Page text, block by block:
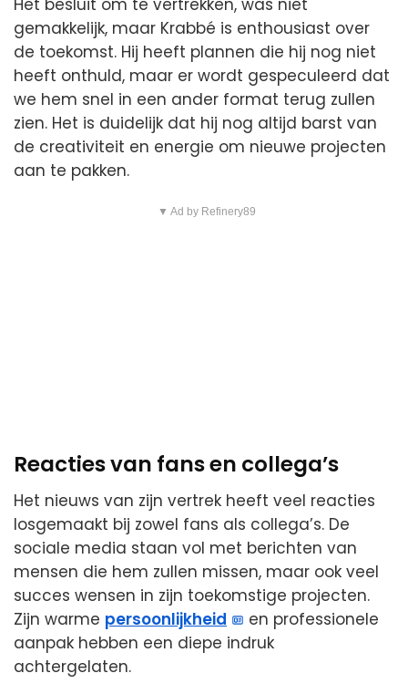
Het besluit om te vertrekken, was niet
gemakkelijk, maar Krabbé is enthousiast over
de toekomst. Hij heeft plannen die hij nog niet
heeft onthuld, maar er wordt gespeculeerd dat
we hem snel in een ander format terug zullen
zien. Het is duidelijk dat hij nog altijd barst van
de creativiteit en energie om nieuwe projecten
aan te pakken.
▼ Ad by Refinery89
Reacties van fans en collega’s
Het nieuws van zijn vertrek heeft veel reacties
losgemaakt bij zowel fans als collega’s. De
sociale media staan vol met berichten van
mensen die hem zullen missen, maar ook veel
succes wensen in zijn toekomstige projecten.
Zijn warme persoonlijkheid
en professionele
aanpak hebben een diepe indruk
achtergelaten.